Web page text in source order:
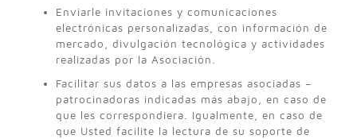
Enviarle invitaciones y comunicaciones
electrónicas personalizadas, con información de
mercado, divulgación tecnológica y actividades
realizadas por la Asociación.
Facilitar sus datos a las empresas asociadas –
patrocinadoras indicadas más abajo, en caso de
que les correspondiera. Igualmente, en caso de
que Usted facilite la lectura de su soporte de